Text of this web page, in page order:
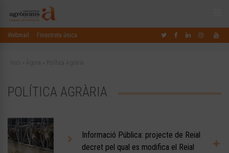
Webmail Finestreta única
Inici Àgora Política Agrària
POLÍTICA AGRÀRIA
Informació Pública: projecte de Reial
decret pel qual es modifica el Reial